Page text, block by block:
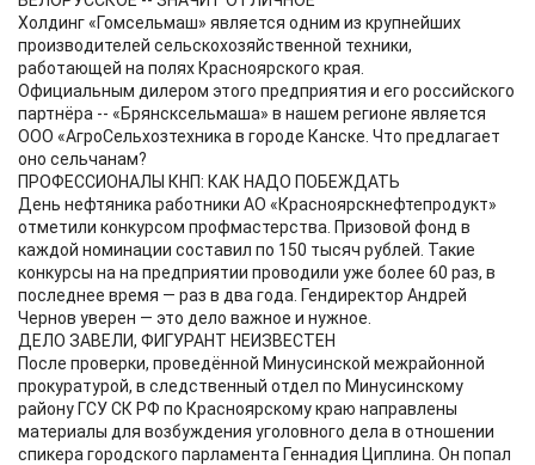
Холдинг «Гомсельмаш» является одним из крупнейших
производителей сельскохозяйственной техники,
работающей на полях Красноярского края.
Официальным дилером этого предприятия и его российского
партнёра -- «Брянсксельмаша» в нашем регионе является
ООО «АгроСельхозтехника в городе Канске. Что предлагает
оно сельчанам?
ПРОФЕССИОНАЛЫ КНП: КАК НАДО ПОБЕЖДАТЬ
День нефтяника работники АО «Красноярскнефтепродукт»
отметили конкурсом профмастерства. Призовой фонд в
каждой номинации составил по 150 тысяч рублей. Такие
конкурсы на на предприятии проводили уже более 60 раз, в
последнее время — раз в два года. Гендиректор Андрей
Чернов уверен — это дело важное и нужное.
ДЕЛО ЗАВЕЛИ, ФИГУРАНТ НЕИЗВЕСТЕН
После проверки, проведённой Минусинской межрайонной
прокуратурой, в следственный отдел по Минусинскому
району ГСУ СК РФ по Красноярскому краю направлены
материалы для возбуждения уголовного дела в отношении
спикера городского парламента Геннадия Циплина. Он попал